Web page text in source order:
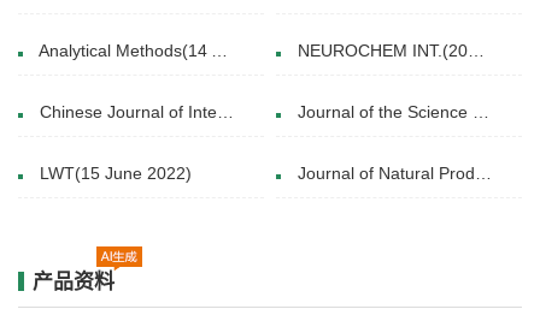
Analytical Methods(14 Apr 2014) NEUROCHEM INT.(2015 Aug.)
Chinese Journal of Integrative Medicine(13 May 2025) Journal of the Science of Food and Agriculture(18 June 2019)
LWT(15 June 2022) Journal of Natural Products(October 10, 2024)
产品资料